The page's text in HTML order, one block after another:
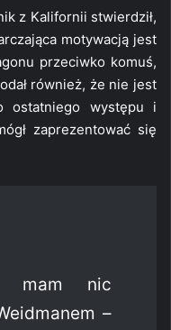
z Kalifornii stwierdził,
motywacją jest
przeciwko komuś,
również, że nie jest
ostatniego występu i
zaprezentować się
mam nic
–